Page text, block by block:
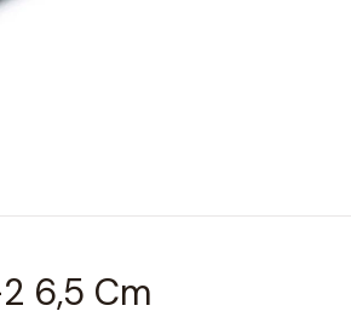
6,5 Cm